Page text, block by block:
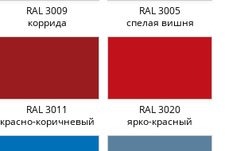
RAL 3009
коррида
RAL 3005
спелая вишня
RAL 3011
красно-коричневый
RAL 3020
ярко-красный